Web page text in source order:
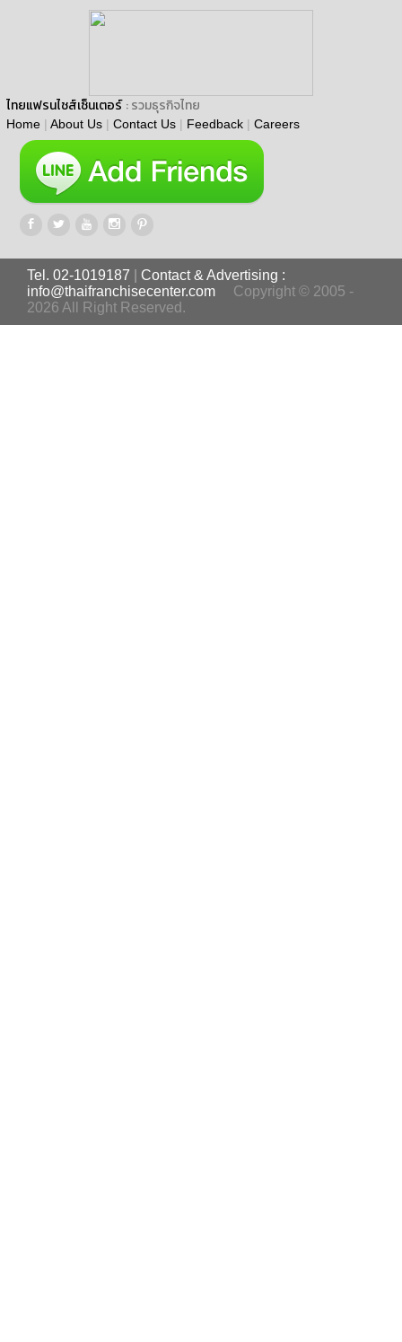
ไทยแฟรนไชส์เซ็นเตอร์ : รวมธุรกิจไทย
Home | About Us | Contact Us | Feedback | Careers
Tel. 02-1019187
Contact & Advertising :
info@thaifranchisecenter.com
Copyright © 2005 -
2026 All Right Reserved.